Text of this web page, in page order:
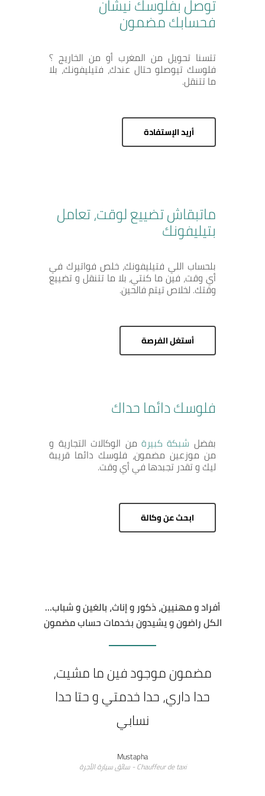
توصل بفلوسك نيشان
فحسابك مضمون
تتسنا تحويل من المغرب أو من الخاريج ؟
فلوسك تيوصلو حتال عندك، فتيليفونك، بلا
ما تتنقل.
أريد الإستفادة
ماتبقاش تضييع لوقت، تعامل
بتيليفونك
بلحساب اللي فتيليفونك، خلص فواتيرك في
أي وقت، فين ما كنتي، بلا ما تتنقل و تضييع
وقتك. لخلاص تيتم فالحين.
أستغل الفرصة
فلوسك دائما حداك
بفضل شبكة كبيرة من الوكالات التجارية و
من موزعين مضمون، فلوسك دائما قريبة
ليك و تقدر تجبدها في أي وقت.
ابحث عن وكالة
أفراد و مهنيين، ذكور و إناث، بالغين و شباب…
الكل راضون و يشيدون بخدمات حساب مضمون
مضمون موجود فين ما مشيت،
حدا داري، حدا خدمتي و حتا حدا
نسابي
Mustapha
Chauffeur de taxi - سائق سيارة الأجرة